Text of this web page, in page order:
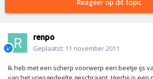
Reageer op dit topic
renpo
Geplaatst: 11 november 2011
Ik heb met een scherp voorwerp een beetje ijs